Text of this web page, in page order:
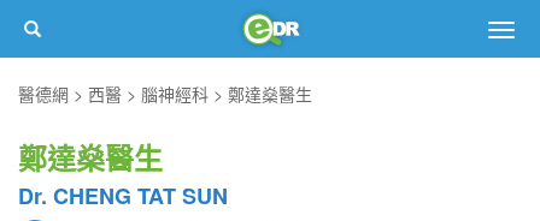
醫德網
西醫 腦神經科 鄭達燊醫生
鄭達燊醫生
Dr. CHENG TAT SUN